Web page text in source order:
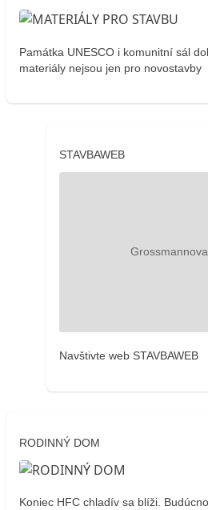
Památka UNESCO i komunitní sál
materiály nejsou jen pro novostavby
STAVBAWEB
Navštivte web STAVBAWEB
RODINNÝ DOM
Koniec HFC chladív sa blíži.